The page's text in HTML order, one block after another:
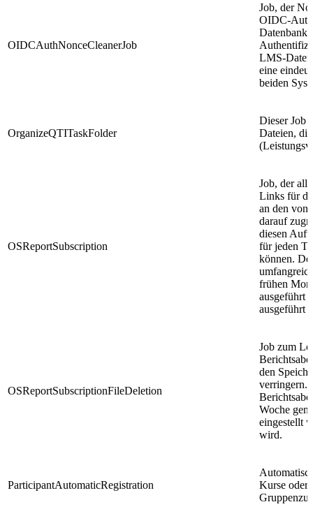
OIDCAuthNonceCleanerJob
Job, der
OIDC-
Datenbank
LMS-
eine
beiden
OrganizeQTITaskFolder
Dieser Job
Dateien,
OSReportSubscription
Job, der
Links für
an den von
darauf
diesen
für jeden
können.
frühen
ausgeführt
ausgeführt
OSReportSubscriptionFileDeletion
Job zum
den
verringern.
Woche
eingestellt
wird.
ParticipantAutomaticRegistration
Kurse oder